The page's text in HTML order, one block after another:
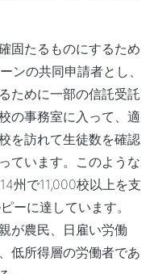
固たるものにするため
ンの共同申請者とし、
ために一部の信託受託
の事務室に入って、適
を訪れて生徒数を確認
ています。このような
州で11,000校以上を支
ーに達しています。
が農民、日雇い労働
低所得層の労働者であ